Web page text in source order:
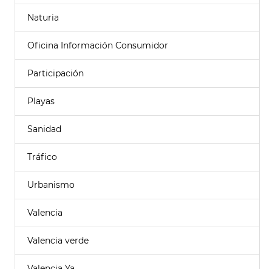
Naturia
Oficina Información Consumidor
Participación
Playas
Sanidad
Tráfico
Urbanismo
Valencia
Valencia verde